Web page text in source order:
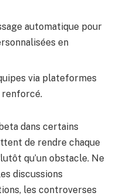
automatique pour
en
via plateformes
renforcé.
dans certains
de rendre chaque
qu’un obstacle. Ne
discussions
les controverses